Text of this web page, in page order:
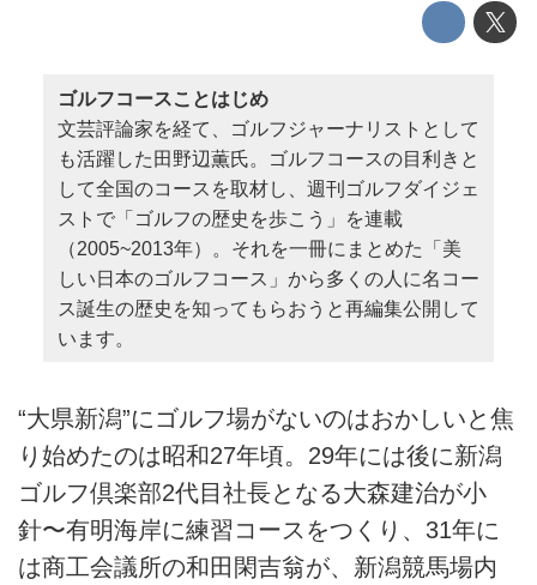
ゴルフコースことはじめ
文芸評論家を経て、ゴルフジャーナリストとして
も活躍した田野辺薫氏。ゴルフコースの目利きと
して全国のコースを取材し、週刊ゴルフダイジェ
ストで「ゴルフの歴史を歩こう」を連載
（2005~2013年）。それを一冊にまとめた「美
しい日本のゴルフコース」から多くの人に名コー
ス誕生の歴史を知ってもらおうと再編集公開して
います。
“大県新潟”にゴルフ場がないのはおかしいと焦
り始めたのは昭和27年頃。29年には後に新潟
ゴルフ倶楽部2代目社長となる大森建治が小
針〜有明海岸に練習コースをつくり、31年に
は商工会議所の和田閑吉翁が、新潟競馬場内